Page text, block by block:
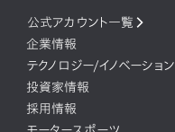
公式アカウント一覧
企業情報
テクノロジー/イノベーション
投資家情報
採用情報